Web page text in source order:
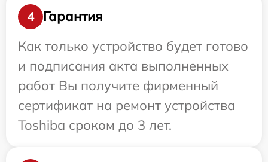
4
Гарантия
Как только устройство будет готово
и подписания акта выполненных
работ Вы получите фирменный
сертификат на ремонт устройства
Toshiba сроком до 3 лет.